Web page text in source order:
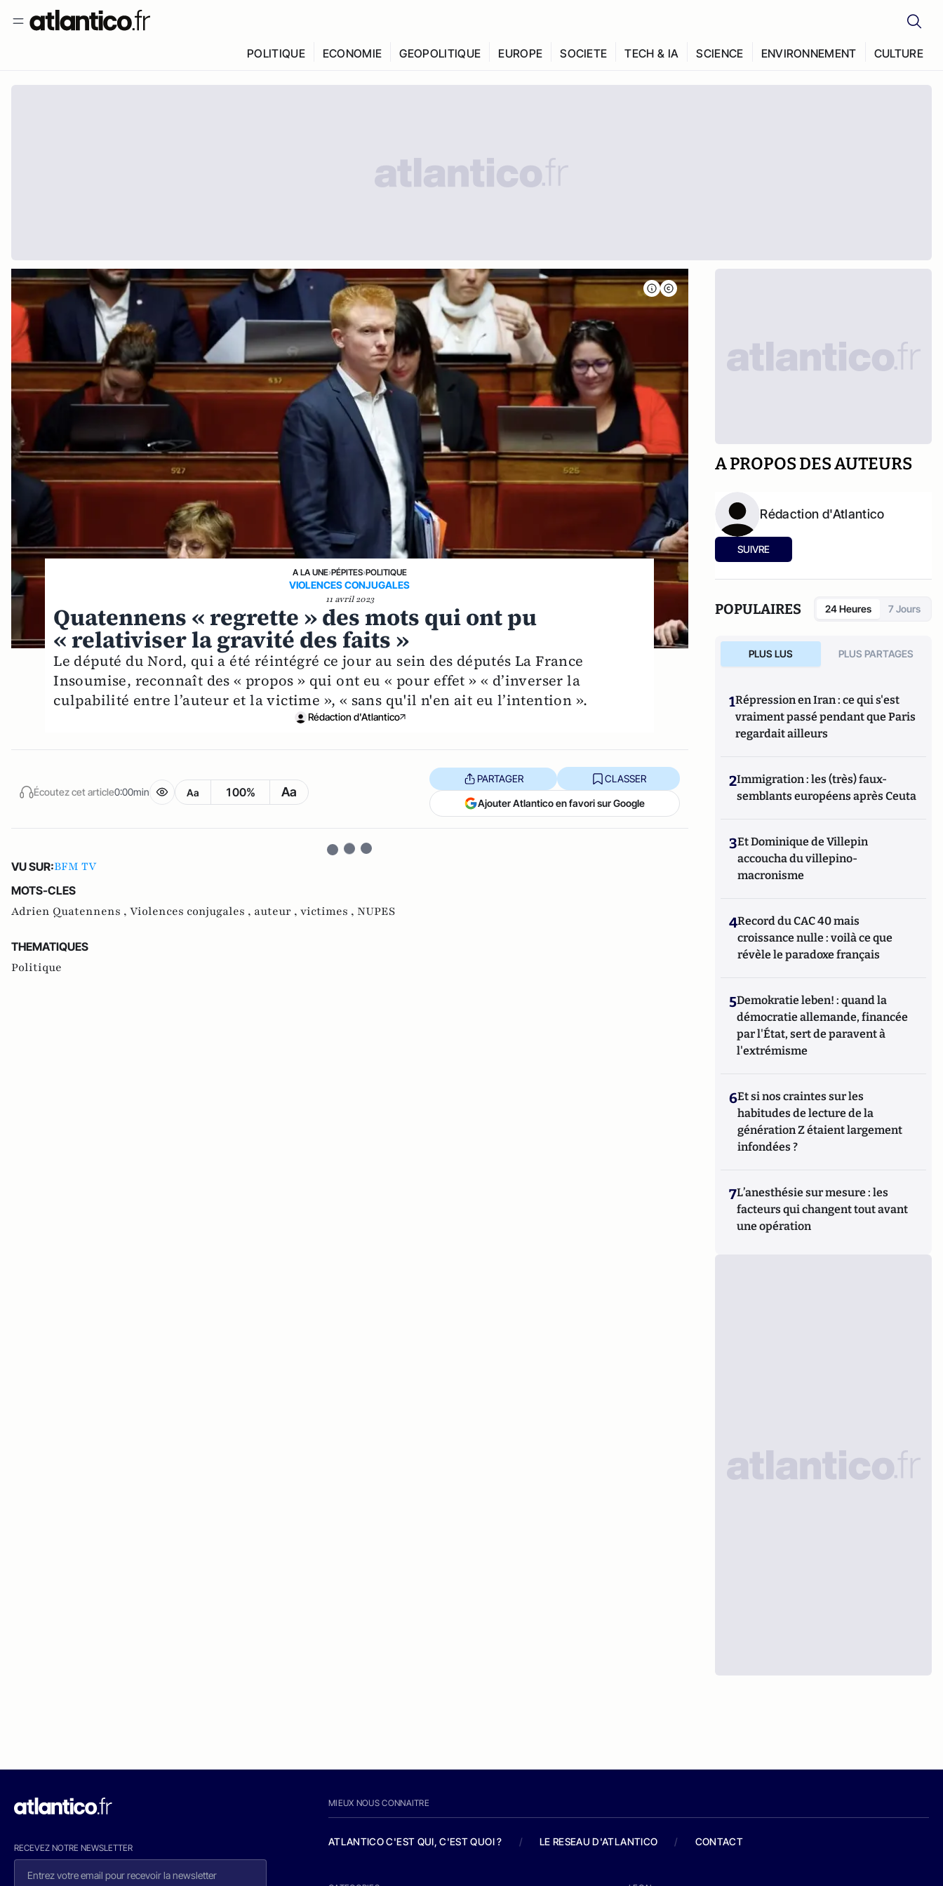
POLITIQUE ECONOMIE GEOPOLITIQUE EUROPE SOCIETE TECH & IA SCIENCE ENVIRONNEMENT CULTURE
A LA UNE›PÉPITES›POLITIQUE
VIOLENCES CONJUGALES
11 avril 2023
Quatennens « regrette » des mots qui ont pu
« relativiser la gravité des faits »
Le député du Nord, qui a été réintégré ce jour au sein des députés La France
Insoumise, reconnaît des « propos » qui ont eu « pour effet » « d’inverser la
culpabilité entre l’auteur et la victime », « sans qu'il n'en ait eu l’intention ».
Rédaction d'Atlantico
Écoutez cet article0:00min Aa 100% Aa
PARTAGER CLASSER
Ajouter Atlantico en favori sur Google
VU SUR:BFM TV
MOTS-CLES
Adrien Quatennens , Violences conjugales , auteur , victimes , NUPES
THEMATIQUES
Politique
A PROPOS DES AUTEURS
Rédaction d'Atlantico
SUIVRE
POPULAIRES 24 Heures 7 Jours
PLUS LUS PLUS PARTAGES
1Répression en Iran : ce qui s'est
vraiment passé pendant que Paris
regardait ailleurs
2Immigration : les (très) faux-
semblants européens après Ceuta
3Et Dominique de Villepin
accoucha du villepino-
macronisme
4Record du CAC 40 mais
croissance nulle : voilà ce que
révèle le paradoxe français
5Demokratie leben! : quand la
démocratie allemande, financée
par l'État, sert de paravent à
l'extrémisme
6Et si nos craintes sur les
habitudes de lecture de la
génération Z étaient largement
infondées ?
7L’anesthésie sur mesure : les
facteurs qui changent tout avant
une opération
RECEVEZ NOTRE NEWSLETTER
MIEUX NOUS CONNAITRE
ATLANTICO C'EST QUI, C'EST QUOI ? / LE RESEAU D'ATLANTICO / CONTACT